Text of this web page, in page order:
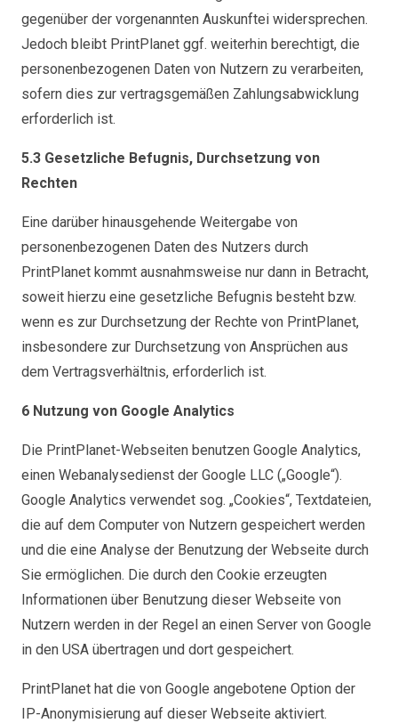
gegenüber der vorgenannten Auskunftei widersprechen.
Jedoch bleibt PrintPlanet ggf. weiterhin berechtigt, die
personenbezogenen Daten von Nutzern zu verarbeiten,
sofern dies zur vertragsgemäßen Zahlungsabwicklung
erforderlich ist.
5.3 Gesetzliche Befugnis, Durchsetzung von
Rechten
Eine darüber hinausgehende Weitergabe von
personenbezogenen Daten des Nutzers durch
PrintPlanet kommt ausnahmsweise nur dann in Betracht,
soweit hierzu eine gesetzliche Befugnis besteht bzw.
wenn es zur Durchsetzung der Rechte von PrintPlanet,
insbesondere zur Durchsetzung von Ansprüchen aus
dem Vertragsverhältnis, erforderlich ist.
6 Nutzung von Google Analytics
Die PrintPlanet-Webseiten benutzen Google Analytics,
einen Webanalysedienst der Google LLC („Google“).
Google Analytics verwendet sog. „Cookies“, Textdateien,
die auf dem Computer von Nutzern gespeichert werden
und die eine Analyse der Benutzung der Webseite durch
Sie ermöglichen. Die durch den Cookie erzeugten
Informationen über Benutzung dieser Webseite von
Nutzern werden in der Regel an einen Server von Google
in den USA übertragen und dort gespeichert.
PrintPlanet hat die von Google angebotene Option der
IP-Anonymisierung auf dieser Webseite aktiviert.